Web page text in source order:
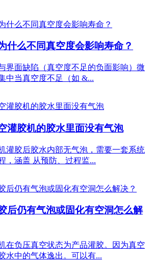
什么不同真空度会影响寿命？
界面缺陷（真空度不足的负面影响）微
中当真空度不足（如 &...
灌胶机的胶水里面没有气泡
灌胶后胶水内部无气泡，需要一套系统
，涵盖 从预防、过程监...
后仍有气泡或固化有空洞怎么解
在负压真空状态为产品灌胶。因为真空
水中的气体逸出。可以有...